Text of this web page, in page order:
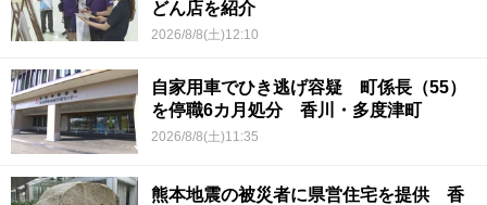
どん店を紹介
2026/8/8(土)12:10
自家用車でひき逃げ容疑 町係長（55）
を停職6カ月処分 香川・多度津町
2026/8/8(土)11:35
熊本地震の被災者に県営住宅を提供 香